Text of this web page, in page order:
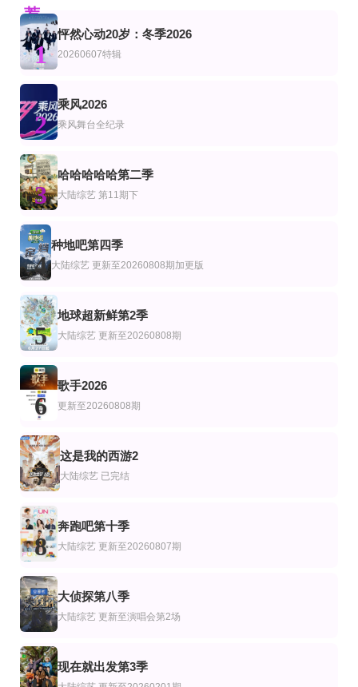
荐
更新至第02期
要不要去吃碗泡面？
第1期
足球大小事
更新至20260809期
忙忙碌碌寻宝藏·双人成行季
第04期
典籍里的湖湘名人第二季
HD
TFBOYS十年之约演唱会
王俊凯,王源,易烊千玺,蓝羽
更新至20260808期心动嗑糖局
心动双重奏
已完结
我们的辉煌金曲粤语
顾嘉辉,杜丽莎,陈洁灵,叶丽仪,张德兰,关菊英,区瑞强,吕方,容祖儿,张敬轩,郑少秋
更新至02集
王子与乞丐2026
朴正洙,徐英浩,朴志晟,金曜汉,申东熙
第1集
相守相望暨守护哈拉湖行动
第7期
血战X
李尚敏,洪榛浩,박지민,곽범,서출구,하승진
第14期
Stand Bi Me
第35集
囚牢生存战
瑞提希·德希穆克,法拉·可汗
最终餐桌
Happy Together-不是一个人真好
共10期 更新到9期
母胎单身恋爱大作战第二季
李恩智,车正元,姜汉娜,徐仁国
1
怦然心动20岁：冬季2026
20260607特辑
2
乘风2026
乘风舞台全纪录
3
哈哈哈哈哈第二季
大陆综艺 第11期下
4
种地吧第四季
大陆综艺 更新至20260808期加更版
5
地球超新鲜第2季
大陆综艺 更新至20260808期
6
歌手2026
更新至20260808期
7
这是我的西游2
大陆综艺 已完结
8
奔跑吧第十季
大陆综艺 更新至20260807期
9
大侦探第八季
大陆综艺 更新至演唱会第2场
现在就出发第3季